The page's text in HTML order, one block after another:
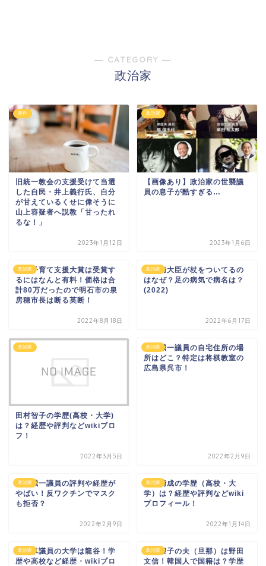
― CATEGORY ―
政治家
事件
旧統一教会の支援受けて当選
した自民・井上義行氏、自分
が甘えているくせに偉そうに
山上容疑者へ説教「甘ったれ
るな！」
2023年1月12日
政治家
【画像あり】政治家の世襲議
員の息子が酷すぎる…
2023年1月6日
政治家
日本子育て支援大賞は受賞す
るにはなんと有料！価格は合
計80万だったので明石市の泉
房穂市長は断る英断！
2022年8月18日
政治家
岸防衛大臣が杖をついてるの
はなぜ？足の病気で病名は？
(2022)
2022年6月17日
政治家
田村智子の学歴(高校・大学)
は？経歴や評判などwikiプロ
フ！
2022年3月5日
政治家
谷本誠一議員の自宅住所の場
所はどこ？特定は将棋教室の
広島県呉市！
2022年2月9日
政治家
谷本誠一議員の評判や経歴が
やばい！反ワクチンでマスク
も拒否？
2022年2月9日
政治家
前川清成の学歴（高校・大
学）は？経歴や評判などwiki
プロフィール！
2022年1月14日
政治家
池下卓議員の大学は龍谷！学
歴や高校など経歴・wikiプロ
政治家
野田聖子の夫（旦那）は野田
文信！韓国人で国籍は？学歴